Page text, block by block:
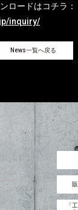
ロードはコチラ：
inquiry/
News一覧へ戻る
「